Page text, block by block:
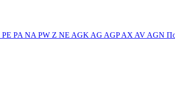
PE PA NA PW Z NE AGK AG AGPAX AV AGN